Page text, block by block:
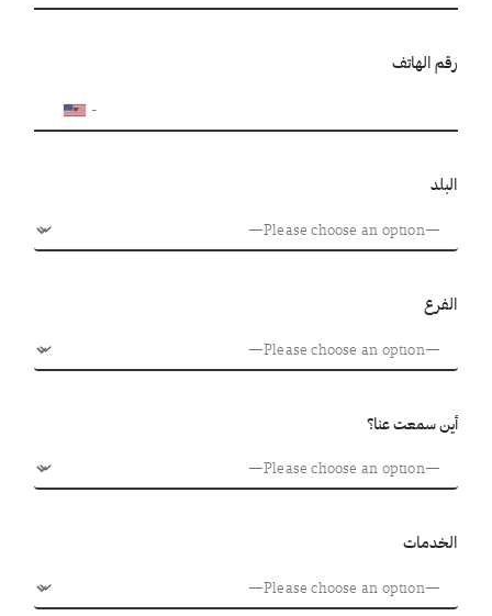
رقم الهاتف
البلد
الفرع
أين سمعت عنا؟
الخدمات